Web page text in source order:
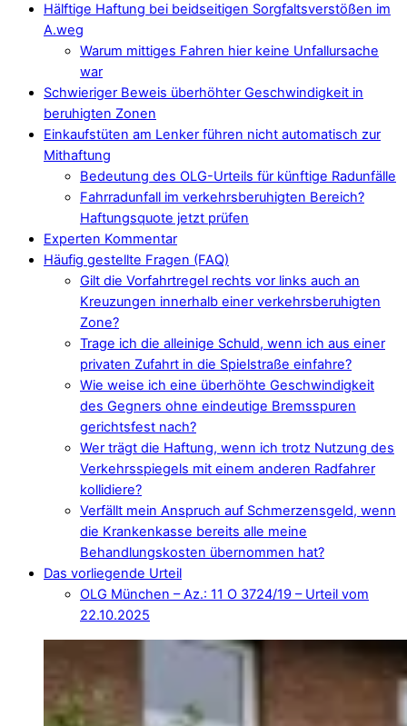
Hälftige Haftung bei beidseitigen Sorgfaltsverstößen im
A.weg
Warum mittiges Fahren hier keine Unfallursache
war
Schwieriger Beweis überhöhter Geschwindigkeit in
beruhigten Zonen
Einkaufstüten am Lenker führen nicht automatisch zur
Mithaftung
Bedeutung des OLG-Urteils für künftige Radunfälle
Fahrradunfall im verkehrsberuhigten Bereich?
Haftungsquote jetzt prüfen
Experten Kommentar
Häufig gestellte Fragen (FAQ)
Gilt die Vorfahrtregel rechts vor links auch an
Kreuzungen innerhalb einer verkehrsberuhigten
Zone?
Trage ich die alleinige Schuld, wenn ich aus einer
privaten Zufahrt in die Spielstraße einfahre?
Wie weise ich eine überhöhte Geschwindigkeit
des Gegners ohne eindeutige Bremsspuren
gerichtsfest nach?
Wer trägt die Haftung, wenn ich trotz Nutzung des
Verkehrsspiegels mit einem anderen Radfahrer
kollidiere?
Verfällt mein Anspruch auf Schmerzensgeld, wenn
die Krankenkasse bereits alle meine
Behandlungskosten übernommen hat?
Das vorliegende Urteil
OLG München – Az.: 11 O 3724/19 – Urteil vom
22.10.2025